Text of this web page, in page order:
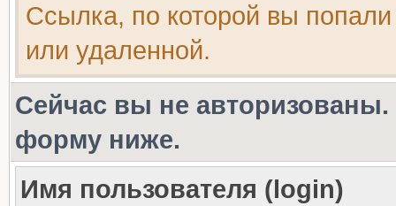
Ссылка, по которой вы
или удаленной.
Сейчас вы не авторизованы.
форму ниже.
Имя пользователя (login)